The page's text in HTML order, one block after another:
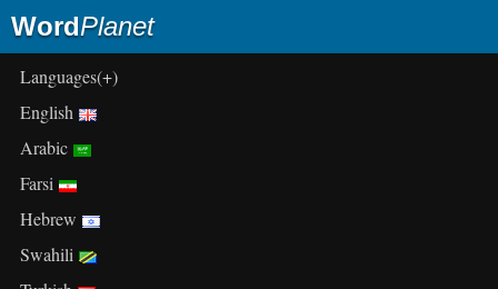
WordPlanet
(+)Languages